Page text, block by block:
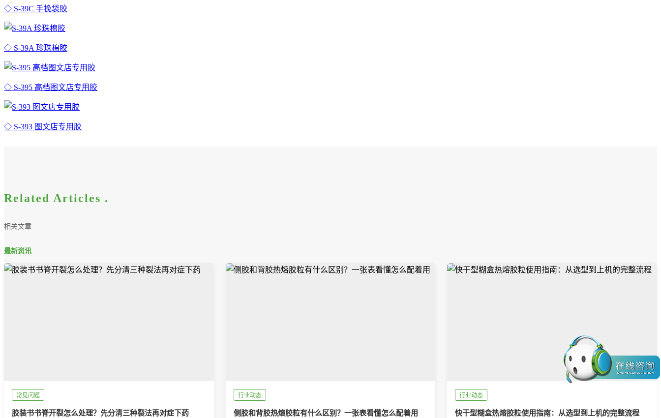
◇ S-39C 手挽袋胶
◇ S-39A 珍珠棉胶
◇ S-395 高档图文店专用胶
◇ S-393 图文店专用胶
Related Articles .
相关文章
最新资讯
常见问题
胶装书书脊开裂怎么处理？先分清三种裂法再对症下药
行业动态
侧胶和背胶热熔胶粒有什么区别？一张表看懂怎么配着用
行业动态
快干型糊盒热熔胶粒使用指南：从选型到上机的完整流程